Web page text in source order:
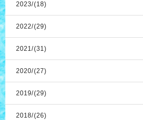
2023/(18)
2022/(29)
2021/(31)
2020/(27)
2019/(29)
2018/(26)